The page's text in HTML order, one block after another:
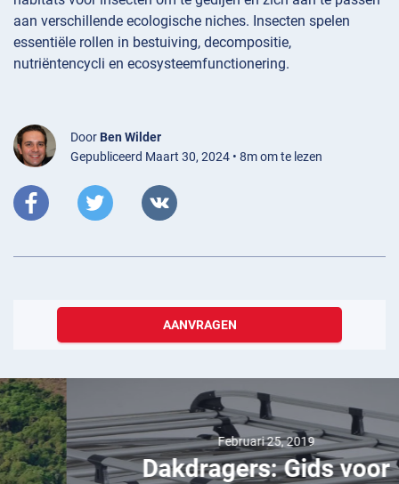
aan verschillende ecologische niches. Insecten spelen
essentiële rollen in bestuiving, decompositie,
nutriëntencycli en ecosysteemfunctionering.
Door Ben Wilder
Gepubliceerd Maart 30, 2024 • 8m om te lezen
AANVRAGEN
Februari 25, 2019
Dakdragers: Gids voor